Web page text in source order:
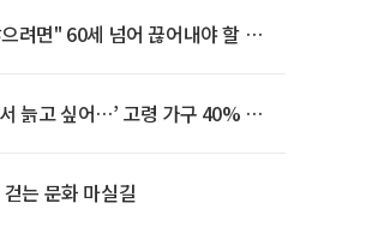
려면" 60세 넘어 끊어내야 할 사
늙고 싶어…’ 고령 가구 40% 노
는 문화 마실길